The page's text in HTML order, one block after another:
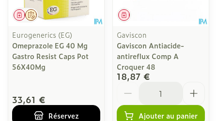
Sur prescription
Médicament
Eurogenerics (EG)
Omeprazole EG 40 Mg
Gastro Resist Caps Pot
56X40Mg
33,61 €
Réservez
Médicament
Gaviscon
Gaviscon Antiacide-
antireflux Comp A
Croquer 48
18,87 €
Ajouter au panier